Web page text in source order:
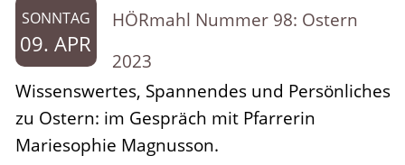
SONNTAG
09. APR
HÖRmahl Nummer 98: Ostern
2023
Wissenswertes, Spannendes und Persönliches
zu Ostern: im Gespräch mit Pfarrerin
Mariesophie Magnusson.